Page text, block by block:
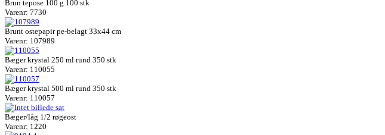
Brun tepose 100 g 100 stk
Varenr: 7730
Brunt ostepapir pe-belagt 33x44 cm
Varenr: 107989
Bæger krystal 250 ml rund 350 stk
Varenr: 110055
Bæger krystal 500 ml rund 350 stk
Varenr: 110057
Bæger/låg 1/2 røgeost
Varenr: 1220